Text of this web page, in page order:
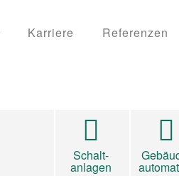
Karriere Referenzen
Schalt-
anlagen